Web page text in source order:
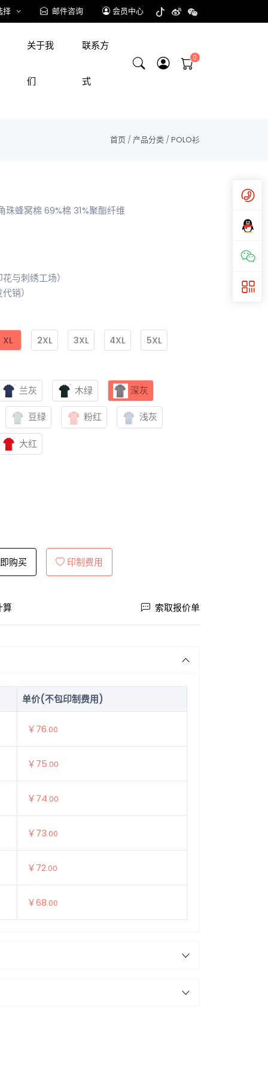
择 邮件咨询 会员中心
关于我
们
联系方
式
首页 /产品分类 /POLO衫
珠蜂窝棉 69%棉 31%聚酯纤维
与刺绣工场）
销）
XL 2XL 3XL 4XL 5XL
兰灰 木绿 深灰
豆绿 粉红 浅灰
大红
购买 印制费用
算 索取报价单
单价(不包印制费用)
￥76.00
￥75.00
￥74.00
￥73.00
￥72.00
￥68.00